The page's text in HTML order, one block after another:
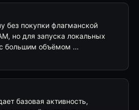
без покупки флагманской
но для запуска локальных
с большим объёмом …
базовая активность,